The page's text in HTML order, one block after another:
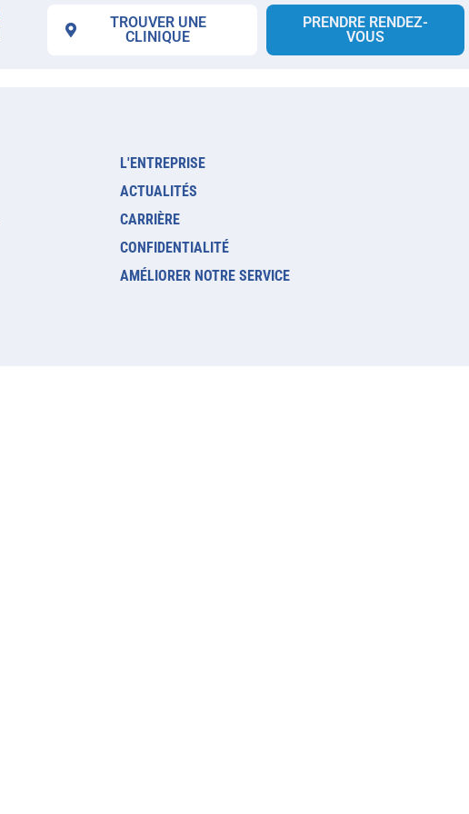
TROUVER UNE
CLINIQUE
PRENDRE RENDEZ-
VOUS
L'ENTREPRISE
ACTUALITÉS
CARRIÈRE
CONFIDENTIALITÉ
AMÉLIORER NOTRE SERVICE